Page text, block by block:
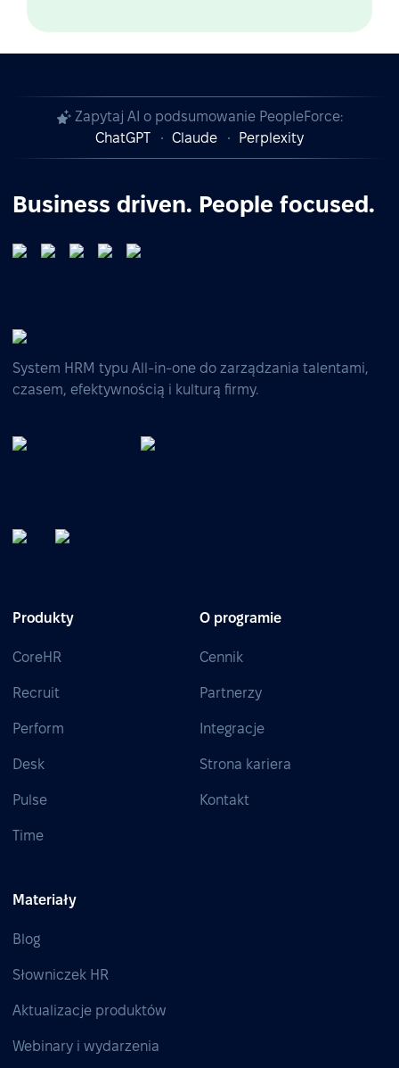
Zapytaj AI o podsumowanie PeopleForce:
ChatGPT
Claude Perplexity
Business driven. People focused.
System HRM typu All-in-one do zarządzania talentami,
czasem, efektywnością i kulturą firmy.
Produkty
CoreHR
Recruit
Perform
Desk
Pulse
Time
O programie
Cennik
Partnerzy
Integracje
Strona kariera
Kontakt
Materiały
Blog
Słowniczek HR
Aktualizacje produktów
Webinary i wydarzenia